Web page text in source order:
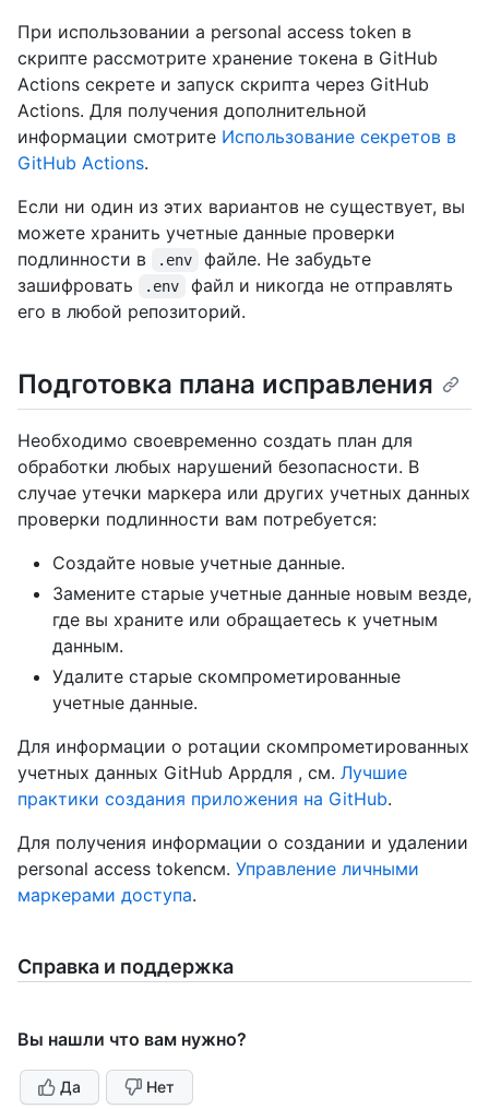
При использовании a personal access token в
скрипте рассмотрите хранение токена в GitHub
Actions секрете и запуск скрипта через GitHub
Actions. Для получения дополнительной
информации смотрите Использование секретов в
GitHub Actions.
Если ни один из этих вариантов не существует, вы
можете хранить учетные данные проверки
подлинности в
.env
файле. Не забудьте
зашифровать
.env
файл и никогда не отправлять
его в любой репозиторий.
Подготовка плана исправления
Необходимо своевременно создать план для
обработки любых нарушений безопасности. В
случае утечки маркера или других учетных данных
проверки подлинности вам потребуется:
Создайте новые учетные данные.
Замените старые учетные данные новым везде,
где вы храните или обращаетесь к учетным
данным.
Удалите старые скомпрометированные
учетные данные.
Для информации о ротации скомпрометированных
учетных данных GitHub Appдля , см. Лучшие
практики создания приложения на GitHub.
Для получения информации о создании и удалении
personal access tokenсм. Управление личными
маркерами доступа.
Справка и поддержка
Вы нашли что вам нужно?
Да Нет